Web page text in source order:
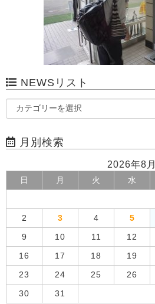
NEWSリスト
月別検索
2026年8月
日 月 火 水
2 3 4 5
9 10 11 12
16 17 18 19
23 24 25 26
30 31